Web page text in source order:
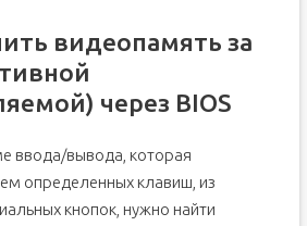
видеопамять за
через BIOS
ввода/вывода, которая
определенных клавиш, из
кнопок, нужно найти